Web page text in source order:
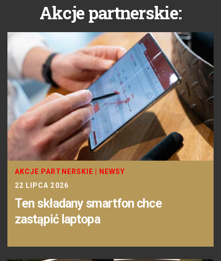
Akcje partnerskie:
AKCJE PARTNERSKIE
NEWSY
22 LIPCA 2026
Ten składany smartfon chce
zastąpić laptopa